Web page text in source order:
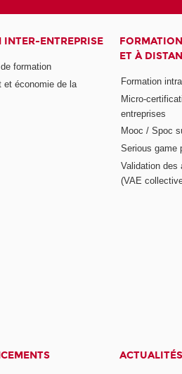
INTER-ENTREPRISE
formation
et économie de la
ET À
Formation
Micro-
entreprises
Mooc / Spoc
Serious game
Validation des
(VAE